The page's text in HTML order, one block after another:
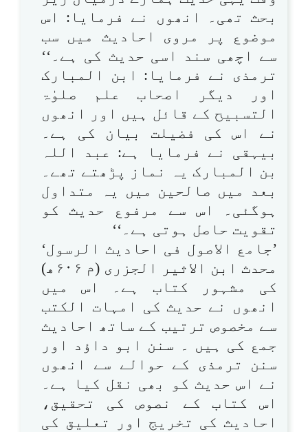
بحث تھی۔ انھوں نے فرمایا: اس
موضوع پر مروی احادیث میں سب
سے اچھی سند اسی حدیث کی ہے۔‘‘
ترمذی نے فرمایا: ابن المبارک
اور دیگر اصحاب علم صلوٰۃ
التسبیح کے قائل ہیں اور انھوں
نے اس کی فضیلت بیان کی ہے۔
بیہقی نے فرمایا ہے: عبد اللہ
بن المبارک یہ نماز پڑھتے تھے۔
بعد میں صالحین میں یہ متداول
ہوگئی۔ اس سے مرفوع حدیث کو
تقویت حاصل ہوتی ہے۔‘‘
’جامع الاصول فی احادیث الرسول‘
محدث ابن الاثیر الجزری (م ۶۰۶ھ)
کی مشہور کتاب ہے۔ اس میں
انھوں نے حدیث کی امہات الکتب
سے مخصوص ترتیب کے ساتھ احادیث
جمع کی ہیں ۔ سنن ابو داؤد اور
سنن ترمذی کے حوالے سے انھوں
نے اس حدیث کو بھی نقل کیا ہے۔
اس کتاب کے نصوص کی تحقیق،
احادیث کی تخریج اور تعلیق کی